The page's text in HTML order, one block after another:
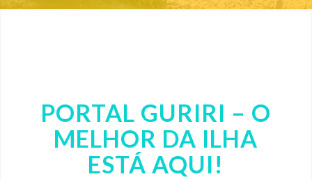
PORTAL GURIRI – O
MELHOR DA ILHA
ESTÁ AQUI!